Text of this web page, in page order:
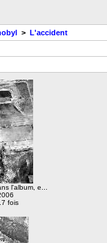
> L'accident
l'album, e...
fois